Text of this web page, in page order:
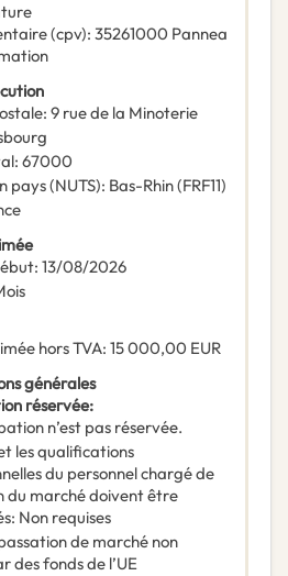
(cpv): 35261000 Pannea
: 9 rue de la Minoterie
: 67000
pays (NUTS): Bas-Rhin(FRF11)
: 13/08/2026
hors TVA: 15 000,00 EUR
générales
réservée:
n’est pas réservée.
les qualifications
du personnel chargé de
du marché doivent être
: Non requises
de marché non
des fonds de l’UE